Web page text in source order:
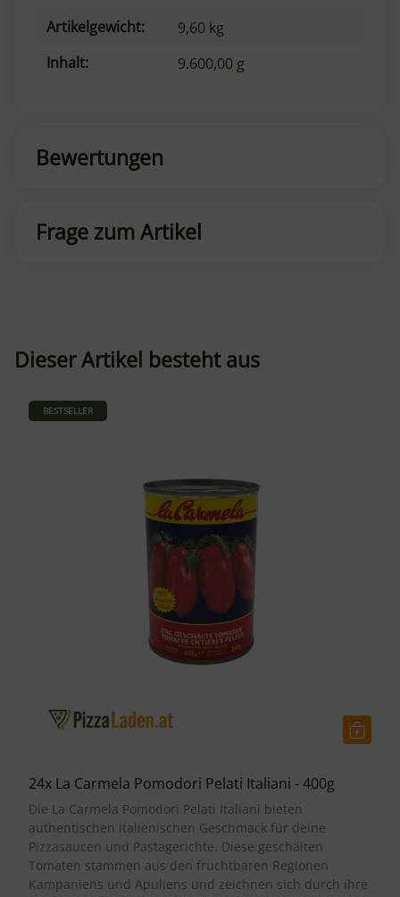
Artikelgewicht:
9,60 kg
Inhalt:
9.600,00 g
Bewertungen
Frage zum Artikel
Dieser Artikel besteht aus
BESTSELLER
24x La Carmela Pomodori Pelati Italiani - 400g
Die La Carmela Pomodori Pelati Italiani bieten
authentischen italienischen Geschmack für deine
Pizzasaucen und Pastagerichte. Diese geschälten
Tomaten stammen aus den fruchtbaren Regionen
Kampaniens und Apuliens und zeichnen sich durch ihre